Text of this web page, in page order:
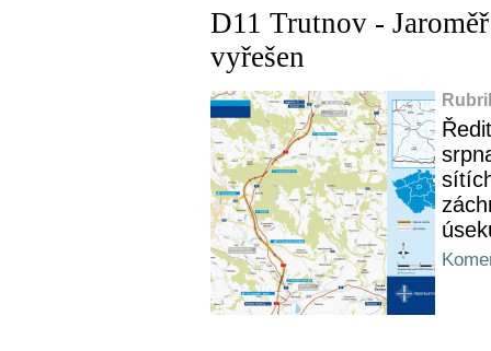
D11 Trutnov -
vyřešen